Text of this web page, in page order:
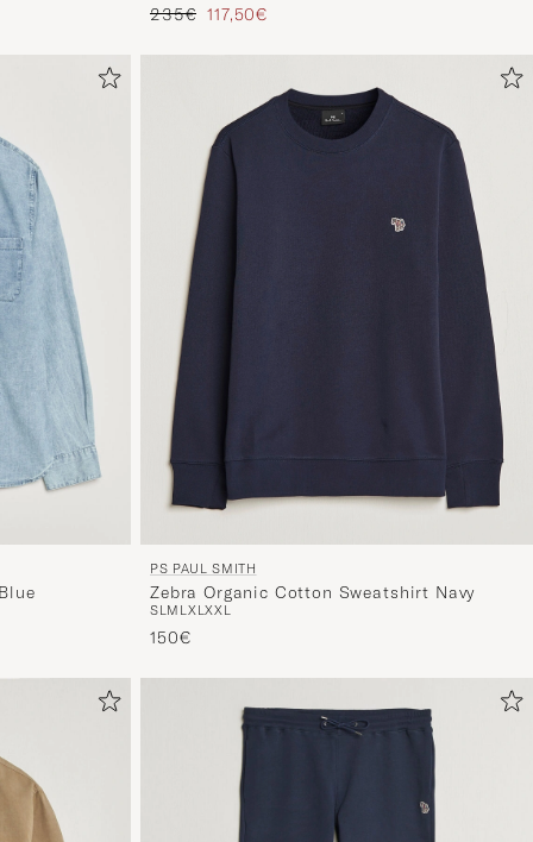
Regulärer Preis
235€ Reduzierter Preis
117,50€
PS PAUL SMITH
Zebra Organic Cotton Sweatshirt Navy
SLM LXLXXL
150€